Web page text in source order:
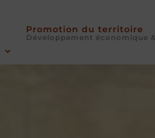
Promotion du territoire
Développement économique